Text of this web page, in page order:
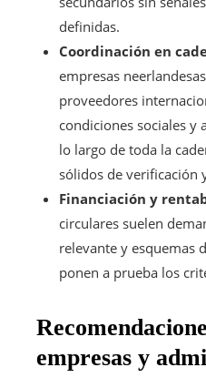
definidas.
Coordinación en
empresas
proveedores
condiciones sociales y
lo largo de toda la
sólidos de verificación
Financiación y
circulares suelen
relevante y esquemas
ponen a prueba los
empresas y